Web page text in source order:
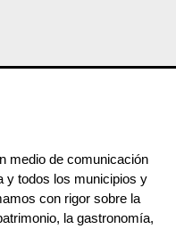
medio de comunicación
y todos los municipios y
con rigor sobre la
la gastronomía,